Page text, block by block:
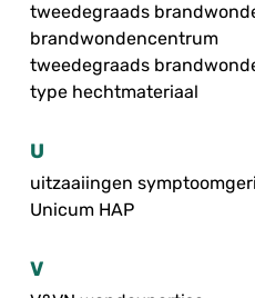
tweedegraads
brandwondencentrum
tweedegraads
type hechtmateriaal
U
uitzaaiingen
Unicum HAP
V